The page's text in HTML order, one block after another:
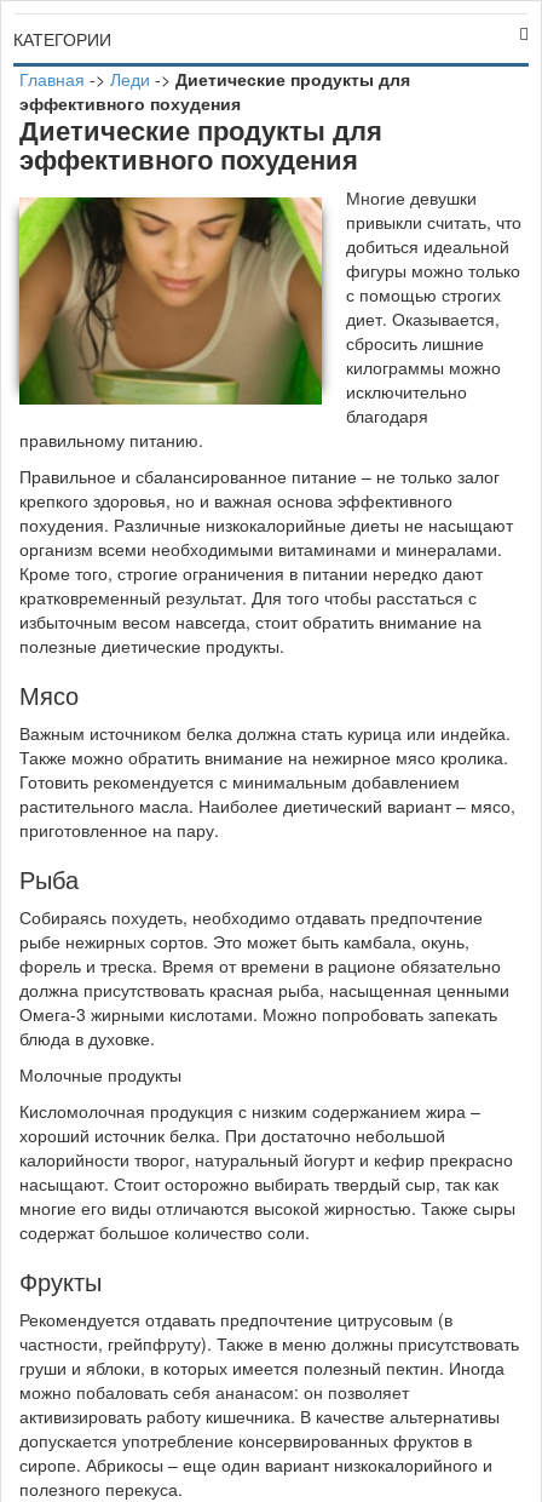
КАТЕГОРИИ
Главная -> Леди -> Диетические продукты для
эффективного похудения
Диетические продукты для
эффективного похудения
Многие девушки
привыкли считать, что
добиться идеальной
фигуры можно только
с помощью строгих
диет. Оказывается,
сбросить лишние
килограммы можно
исключительно
благодаря
правильному питанию.
Правильное и сбалансированное питание – не только залог
крепкого здоровья, но и важная основа эффективного
похудения. Различные низкокалорийные диеты не насыщают
организм всеми необходимыми витаминами и минералами.
Кроме того, строгие ограничения в питании нередко дают
кратковременный результат. Для того чтобы расстаться с
избыточным весом навсегда, стоит обратить внимание на
полезные диетические продукты.
Мясо
Важным источником белка должна стать курица или индейка.
Также можно обратить внимание на нежирное мясо кролика.
Готовить рекомендуется с минимальным добавлением
растительного масла. Наиболее диетический вариант – мясо,
приготовленное на пару.
Рыба
Собираясь похудеть, необходимо отдавать предпочтение
рыбе нежирных сортов. Это может быть камбала, окунь,
форель и треска. Время от времени в рационе обязательно
должна присутствовать красная рыба, насыщенная ценными
Омега-3 жирными кислотами. Можно попробовать запекать
блюда в духовке.
Молочные продукты
Кисломолочная продукция с низким содержанием жира –
хороший источник белка. При достаточно небольшой
калорийности творог, натуральный йогурт и кефир прекрасно
насыщают. Стоит осторожно выбирать твердый сыр, так как
многие его виды отличаются высокой жирностью. Также сыры
содержат большое количество соли.
Фрукты
Рекомендуется отдавать предпочтение цитрусовым (в
частности, грейпфруту). Также в меню должны присутствовать
груши и яблоки, в которых имеется полезный пектин. Иногда
можно побаловать себя ананасом: он позволяет
активизировать работу кишечника. В качестве альтернативы
допускается употребление консервированных фруктов в
сиропе. Абрикосы – еще один вариант низкокалорийного и
полезного перекуса.